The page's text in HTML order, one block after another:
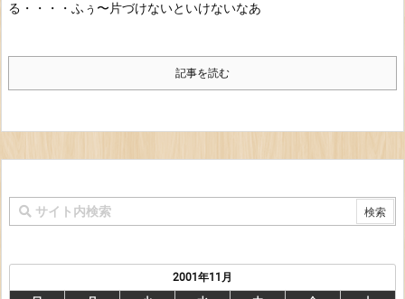
る・・・・ふぅ〜片づけないといけないなあ
記事を読む
2001年11月